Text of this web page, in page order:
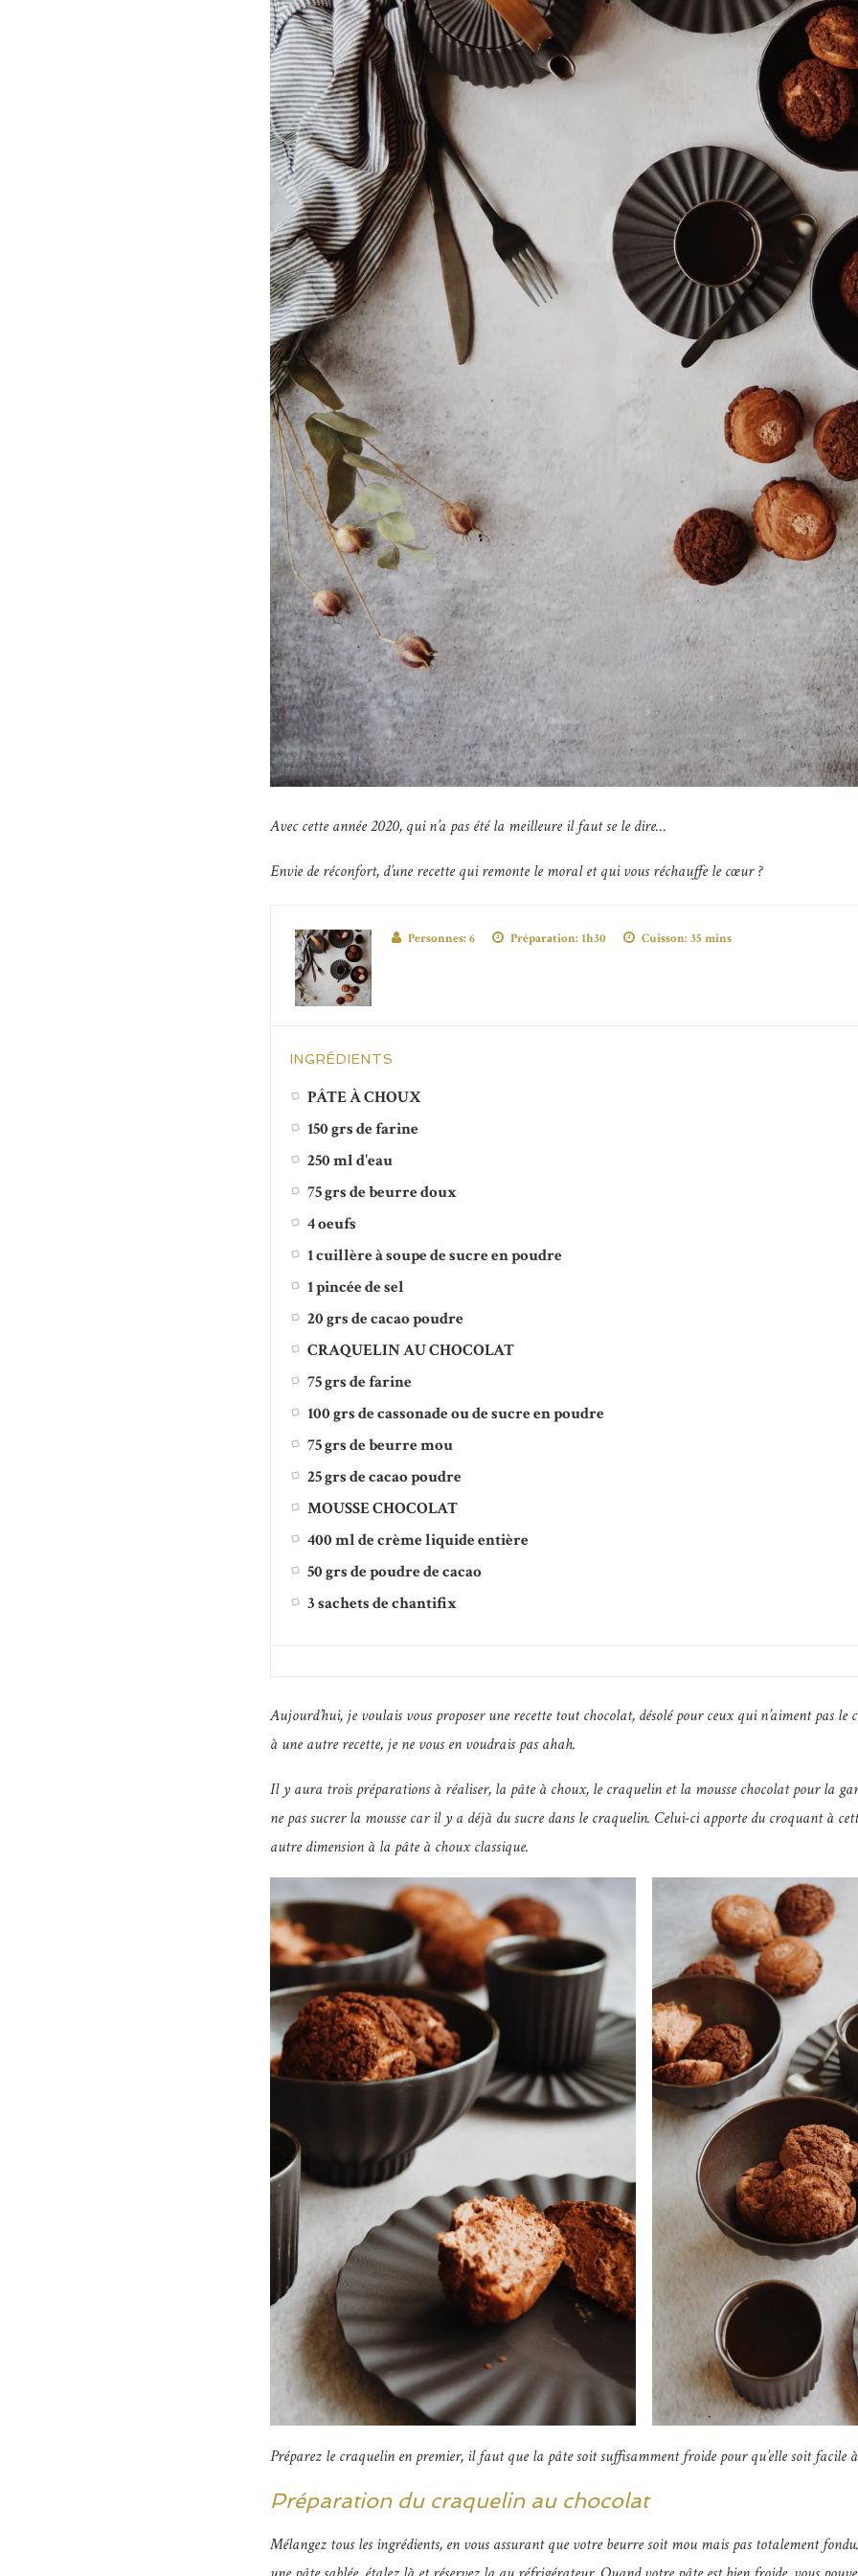
Avec cette année 2020, qui n’a pas été la meilleure il faut se le dire…
Envie de réconfort, d’une recette qui remonte le moral et qui vous réchauffe le cœur ?
Personnes: 6 Préparation: 1h30 Cuisson: 35 mins
INGRÉDIENTS
PÂTE À CHOUX
150 grs de farine
250 ml d'eau
75 grs de beurre doux
4 oeufs
1 cuillère à soupe de sucre en poudre
1 pincée de sel
20 grs de cacao poudre
CRAQUELIN AU CHOCOLAT
75 grs de farine
100 grs de cassonade ou de sucre en poudre
75 grs de beurre mou
25 grs de cacao poudre
MOUSSE CHOCOLAT
400 ml de crème liquide entière
50 grs de poudre de cacao
3 sachets de chantifix
Aujourd’hui, je voulais vous proposer une recette tout chocolat, désolé pour ceux qui n’aiment pas le
à une autre recette, je ne vous en voudrais pas ahah.
Il y aura trois préparations à réaliser, la pâte à choux, le craquelin et la mousse chocolat pour la
ne pas sucrer la mousse car il y a déjà du sucre dans le craquelin. Celui-ci apporte du croquant à
autre dimension à la pâte à choux classique.
Préparez le craquelin en premier, il faut que la pâte soit suffisamment froide pour qu’elle soit facile
Préparation du craquelin au chocolat
Mélangez tous les ingrédients, en vous assurant que votre beurre soit mou mais pas totalement